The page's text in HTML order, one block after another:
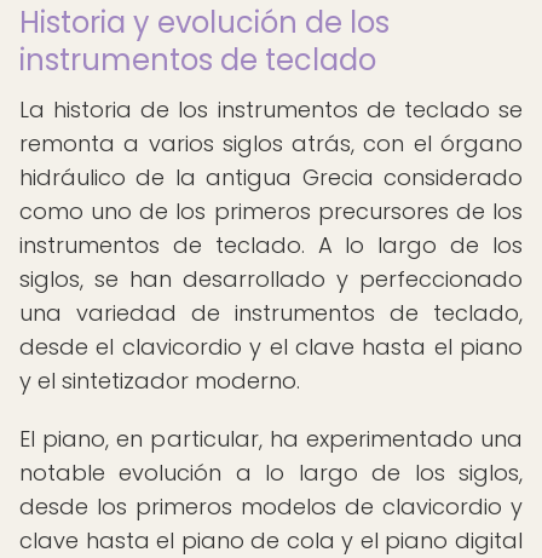
Historia y evolución de los
instrumentos de teclado
La historia de los instrumentos de teclado se
remonta a varios siglos atrás, con el órgano
hidráulico de la antigua Grecia considerado
como uno de los primeros precursores de los
instrumentos de teclado. A lo largo de los
siglos, se han desarrollado y perfeccionado
una variedad de instrumentos de teclado,
desde el clavicordio y el clave hasta el piano
y el sintetizador moderno.
El piano, en particular, ha experimentado una
notable evolución a lo largo de los siglos,
desde los primeros modelos de clavicordio y
clave hasta el piano de cola y el piano digital